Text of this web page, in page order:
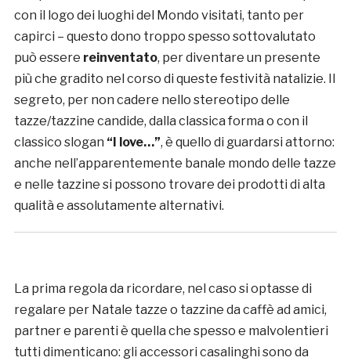
con il logo dei luoghi del Mondo visitati, tanto per
capirci – questo dono troppo spesso sottovalutato
può essere reinventato, per diventare un presente
più che gradito nel corso di queste festività natalizie. Il
segreto, per non cadere nello stereotipo delle
tazze/tazzine candide, dalla classica forma o con il
classico slogan “I love…”, è quello di guardarsi attorno:
anche nell’apparentemente banale mondo delle tazze
e nelle tazzine si possono trovare dei prodotti di alta
qualità e assolutamente alternativi.
La prima regola da ricordare, nel caso si optasse di
regalare per Natale tazze o tazzine da caffè ad amici,
partner e parenti è quella che spesso e malvolentieri
tutti dimenticano: gli accessori casalinghi sono da